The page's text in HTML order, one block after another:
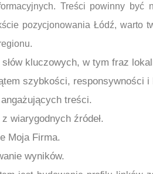
Treści powinny
pozycjonowania Łódź, warto
kluczowych, w tym fraz
szybkości, responsywności i
treści.
wiarygodnych źródeł.
Moja Firma.
wyników.